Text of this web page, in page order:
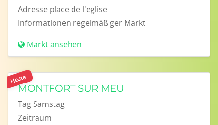
Adresse place de l'eglise
Informationen regelmäßiger Markt
Markt ansehen
Heute
MONTFORT SUR MEU
Tag Samstag
Zeitraum